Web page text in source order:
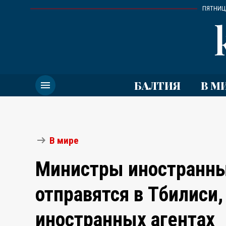
menu БАЛТИЯ В
arrow_right_alt В мире
Министры
отправятся в
иностранных агентах